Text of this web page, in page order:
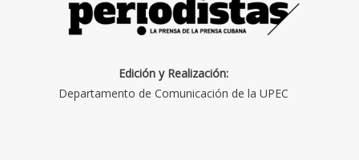
Edición y Realización:
Departamento de Comunicación de la UPEC